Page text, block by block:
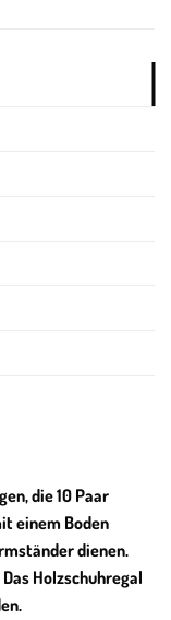
die 10 Paar
einem Boden
dienen.
Holzschuhregal